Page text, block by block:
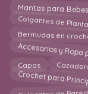
Mantas para
Colgantes de
Bermudas en
Accesorios y Ropa
Capas
Crochet para